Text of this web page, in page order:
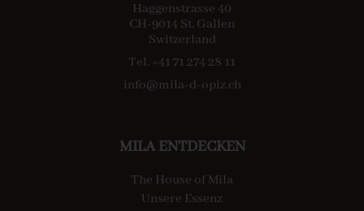
Haggenstrasse 40
CH-9014 St. Gallen
Switzerland
Tel. +41 71 274 28 11
info@mila-d-opiz.ch
MILA ENTDECKEN
The House of Mila
Unsere Essenz